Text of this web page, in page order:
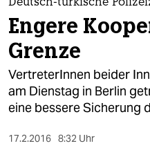
politik
öko
gesellschaft
Deutsch-türkische
Engere
Grenze
VertreterInnen beider
am Dienstag in Berlin
eine bessere Sicherung
17.2.2016 8:32 Uhr